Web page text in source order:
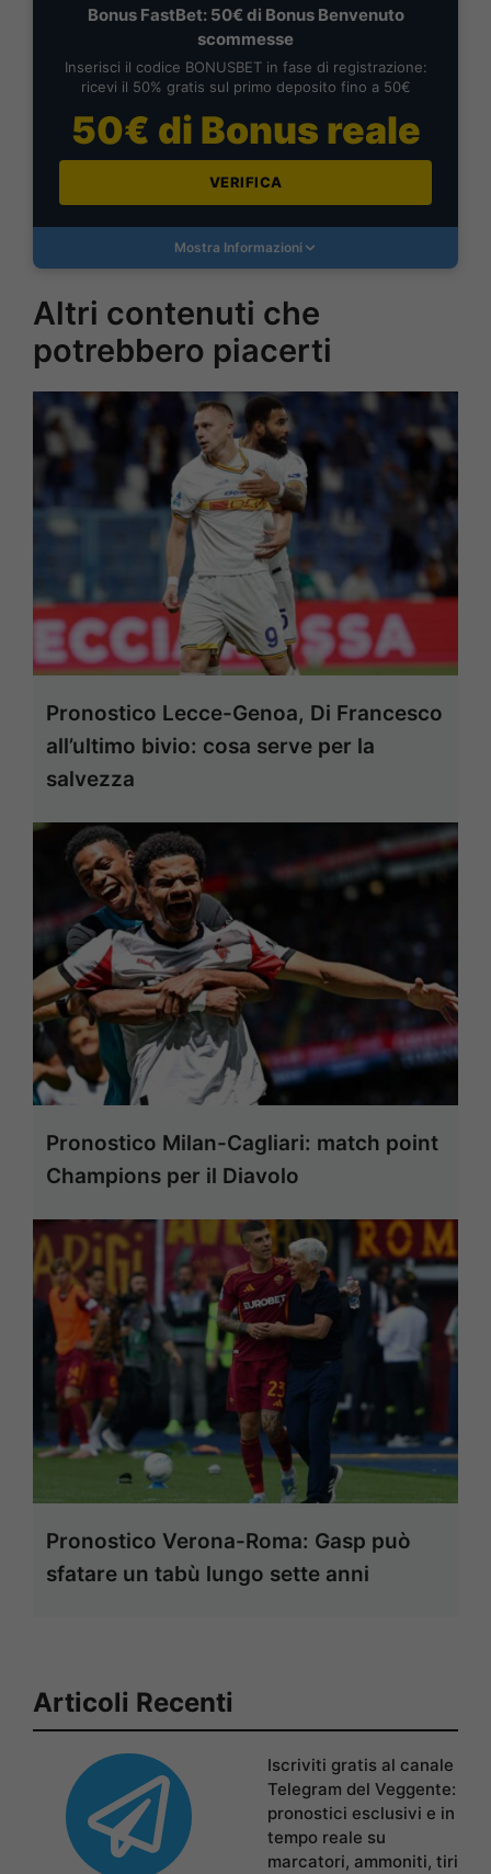
Bonus FastBet: 50€ di Bonus Benvenuto
scommesse
Inserisci il codice BONUSBET in fase di registrazione:
ricevi il 50% gratis sul primo deposito fino a 50€
50€ di Bonus reale
VERIFICA
Mostra Informazioni
Altri contenuti che
potrebbero piacerti
Pronostico Lecce-Genoa, Di Francesco
all’ultimo bivio: cosa serve per la
salvezza
Pronostico Milan-Cagliari: match point
Champions per il Diavolo
Pronostico Verona-Roma: Gasp può
sfatare un tabù lungo sette anni
Articoli Recenti
Iscriviti gratis al canale
Telegram del Veggente:
pronostici esclusivi e in
tempo reale su
marcatori, ammoniti, tiri